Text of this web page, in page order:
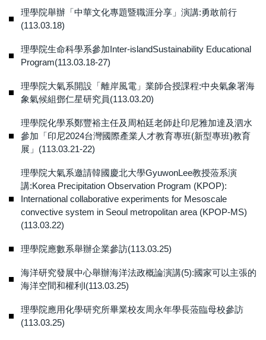
理學院舉辦「中華文化專題暨職涯分享」演講:勇敢前行
(113.03.18)
理學院生命科學系參加Inter-islandSustainability Educational
Program(113.03.18-27)
理學院大氣系開設「離岸風電」業師合授課程:中央氣象署海
象氣候組鄧仁星研究員(113.03.20)
理學院化學系鄭豐裕主任及周柏廷老師赴印尼雅加達及泗水
參加「印尼2024台灣國際產業人才教育專班(新型專班)教育
展」(113.03.21-22)
理學院大氣系邀請韓國慶北大學GyuwonLee教授蒞系演
講:Korea Precipitation Observation Program (KPOP):
International collaborative experiments for Mesoscale
convective system in Seoul metropolitan area (KPOP-MS)
(113.03.22)
理學院應數系舉辦企業參訪(113.03.25)
海洋研究發展中心舉辦海洋法政概論演講(5):國家可以主張的
海洋空間和權利I(113.03.25)
理學院應用化學研究所畢業校友周永年學長蒞臨母校參訪
(113.03.25)